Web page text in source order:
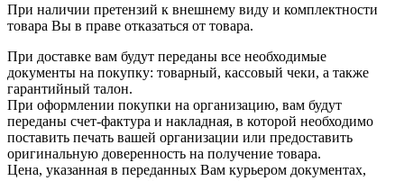
При наличии претензий к внешнему виду и комплектности
товара Вы в праве отказаться от товара.
При доставке вам будут переданы все необходимые
документы на покупку: товарный, кассовый чеки, а также
гарантийный талон.
При оформлении покупки на организацию, вам будут
переданы счет-фактура и накладная, в которой необходимо
поставить печать вашей организации или предоставить
оригинальную доверенность на получение товара.
Цена, указанная в переданных Вам курьером документах,